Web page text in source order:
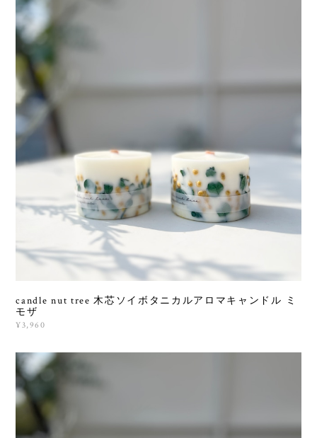
candle nut tree 木芯ソイボタニカルアロマキャンドル ミ
モザ
¥3,960